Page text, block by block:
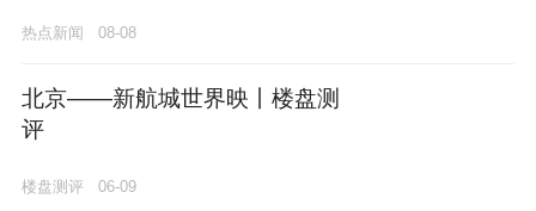
热点新闻 08-08
北京——新航城世界映丨楼盘测
评
楼盘测评 06-09